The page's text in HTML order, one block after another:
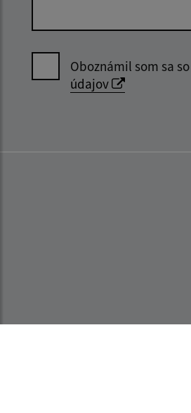
Oboznámil som sa so
údajov